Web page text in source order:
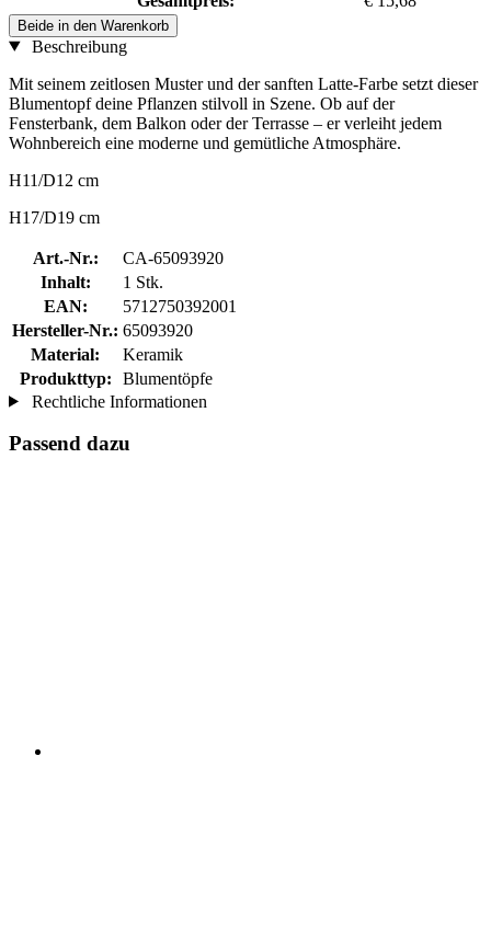
Beide in den Warenkorb
Beschreibung
Mit seinem zeitlosen Muster und der sanften Latte-Farbe setzt dieser
Blumentopf deine Pflanzen stilvoll in Szene. Ob auf der
Fensterbank, dem Balkon oder der Terrasse – er verleiht jedem
Wohnbereich eine moderne und gemütliche Atmosphäre.
H11/D12 cm
H17/D19 cm
Art.-Nr.:
CA-65093920
Inhalt:
1 Stk.
EAN:
5712750392001
Hersteller-Nr.: 65093920
Material:
Keramik
Produkttyp:
Blumentöpfe
Rechtliche Informationen
Passend dazu